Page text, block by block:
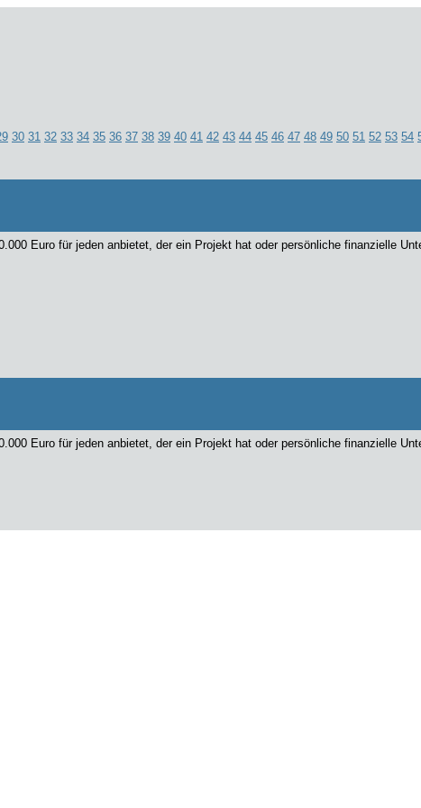
30 31 32 33 34 35 36 37 38 39 40 41 42 43 44 45 46 47 48 49 50 51 52 53 54
Euro für jeden anbietet, der ein Projekt hat oder persönliche finanzielle
Euro für jeden anbietet, der ein Projekt hat oder persönliche finanzielle